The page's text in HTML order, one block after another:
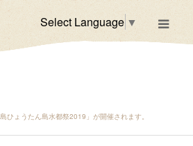
Select Language ▼
島ひょうたん島水都祭2019」が開催されます。